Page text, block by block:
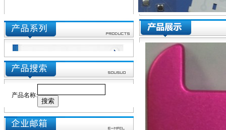
产品名称: